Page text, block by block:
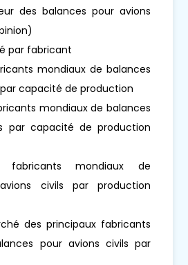
des balances pour avions
par fabricant
mondiaux de balances
capacité de production
mondiaux de balances
par capacité de production
fabricants mondiaux de
civils par production
des principaux fabricants
pour avions civils par